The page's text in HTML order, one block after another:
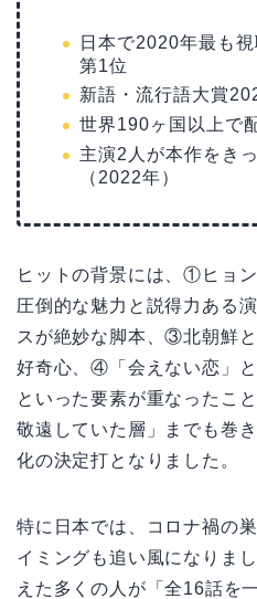
日本で2020年最も
第1位
新語・流行語大賞
世界190ヶ国以上で
主演2人が本作をき
（2022年）
ヒットの背景には、①ヒョ
圧倒的な魅力と説得力ある
スが絶妙な脚本、③北朝鮮
好奇心、④「会えない恋」
といった要素が重なったこ
敬遠していた層」までも巻
化の決定打となりました。
特に日本では、コロナ禍の
イミングも追い風になりま
えた多くの人が「全16話を